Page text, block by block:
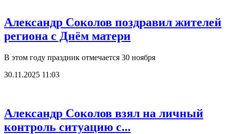
Александр Соколов поздравил жителей
региона с Днём матери
В этом году праздник отмечается 30 ноября
30.11.2025 11:03
Александр Соколов взял на личный
контроль ситуацию с...